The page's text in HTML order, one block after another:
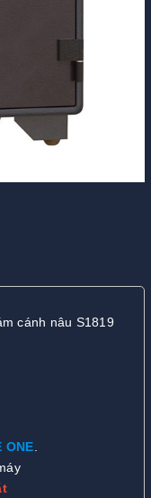
cánh nâu S1819
ONE.